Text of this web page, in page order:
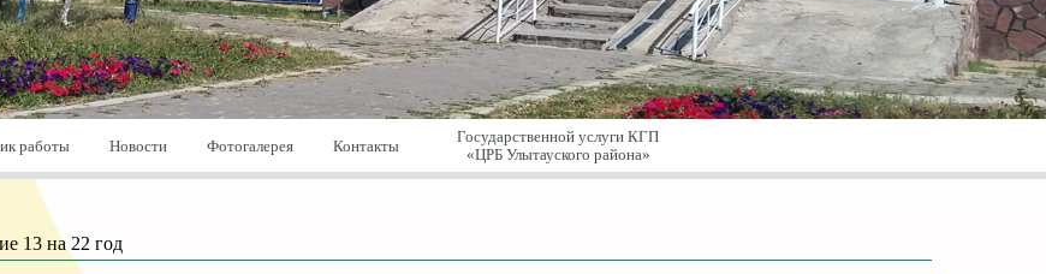
работы Новости Фотогалерея Контакты
Государственной услуги КГП
«ЦРБ Улытауского района»
13 на 22 год